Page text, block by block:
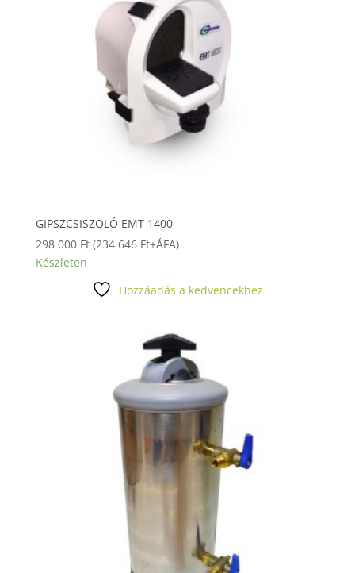
GIPSZCSISZOLÓ EMT 1400
298 000 Ft (234 646 Ft+ÁFA)
Készleten
Hozzáadás a kedvencekhez